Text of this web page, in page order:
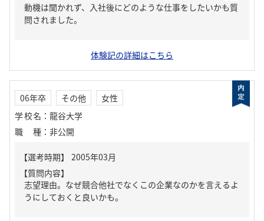
動機は聞かれず、入社後にどのような仕事をしたいかも質
問されました。
体験記の詳細はこちら
06年卒 その他
女性
学校名 ： 龍谷大学
職種 ： 非公開
【質問内容】
志望理由。なぜ競合他社でなくこの企業なのかを言えるよ
うにしておくと良いかも。